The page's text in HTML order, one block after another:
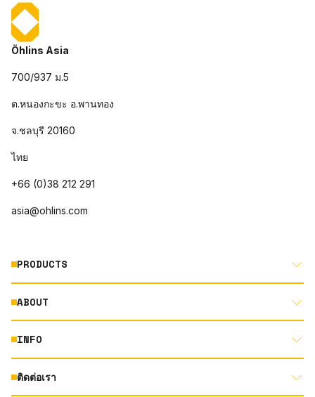
Öhlins Asia
700/937 ม.5
ต.หนองกะขะ อ.พานทอง
จ.ชลบุรี 20160
ไทย
+66 (0)38 212 291
asia@ohlins.com
PRODUCTS
MOTORCYCLE
AUTOMOTIVE
ABOUT
ABOUT US
RACING
INFO
DOCUMENT LIBRARY
ติดต่อเรา